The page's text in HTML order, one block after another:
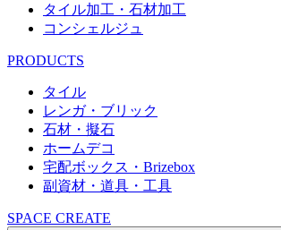
タイル加工・石材加工
コンシェルジュ
PRODUCTS
タイル
レンガ・ブリック
石材・擬石
ホームデコ
宅配ボックス・Brizebox
副資材・道具・工具
SPACE CREATE